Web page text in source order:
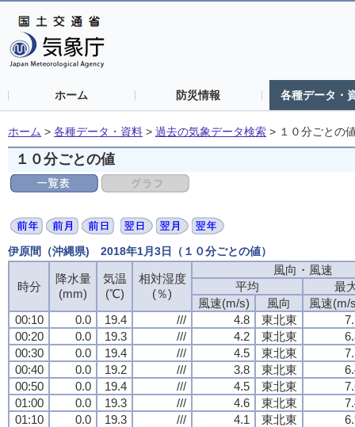
ホーム 防災情報 各種データ・
ホーム > 各種データ・資料 > 過去の気象データ検索 > １０分ごとの
１０分ごとの値
伊原間（沖縄県) 2018年1月3日（１０分ごとの値）
時分
降水量
(mm)
気温
(℃)
相対湿度
(％)
風向・風速
平均
最
風速(m/s)
風向
風速(m/
00:10
0.0 19.4 /// 4.8 東北東
00:20
0.0 19.3 /// 4.2 東北東
00:30
0.0 19.4 /// 4.5 東北東
00:40
0.0 19.2 /// 3.8 東北東
00:50
0.0 19.4 /// 4.5 東北東
01:00
0.0 19.3 /// 4.6 東北東
01:10
0.0 19.3 /// 4.1 東北東